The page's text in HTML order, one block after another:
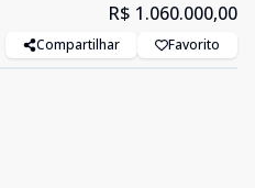
R$ 1.060.000,00
Compartilhar Favorito